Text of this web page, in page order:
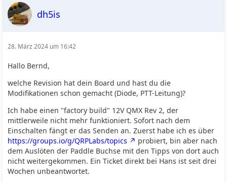
dh5is
28. März 2024 um 16:42
Hallo Bernd,
welche Revision hat dein Board und hast du die
Modifikationen schon gemacht (Diode, PTT-Leitung)?
Ich habe einen "factory build" 12V QMX Rev 2, der
mittlerweile nicht mehr funktioniert. Sofort nach dem
Einschalten fängt er das Senden an. Zuerst habe ich es über
https://groups.io/g/QRPLabs/topics
probiert, bin aber nach
dem Auslöten der Paddle Buchse mit den Tipps von dort auch
nicht weitergekommen. Ein Ticket direkt bei Hans ist seit drei
Wochen unbeantwortet.